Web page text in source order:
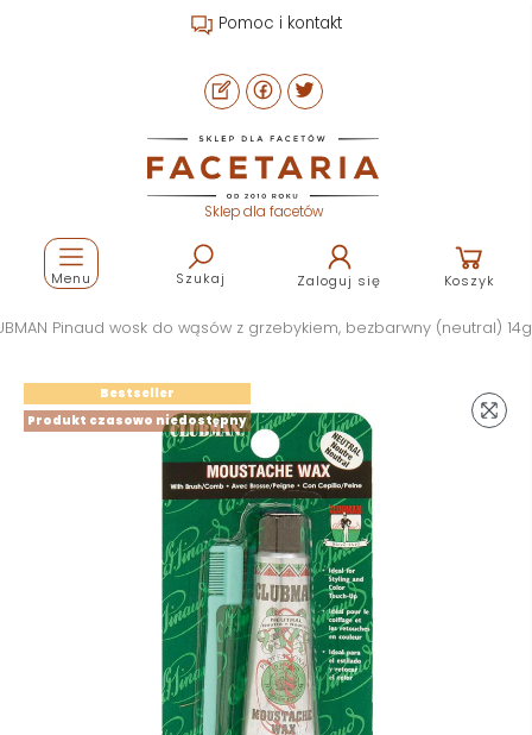
Pomoc i kontakt
Sklep dla facetów
Szukaj Zaloguj się Koszyk
Menu
Pinaud wosk do wąsów z grzebykiem, bezbarwny (neutral) 14g
Produkt czasowo niedostępny
Bestseller